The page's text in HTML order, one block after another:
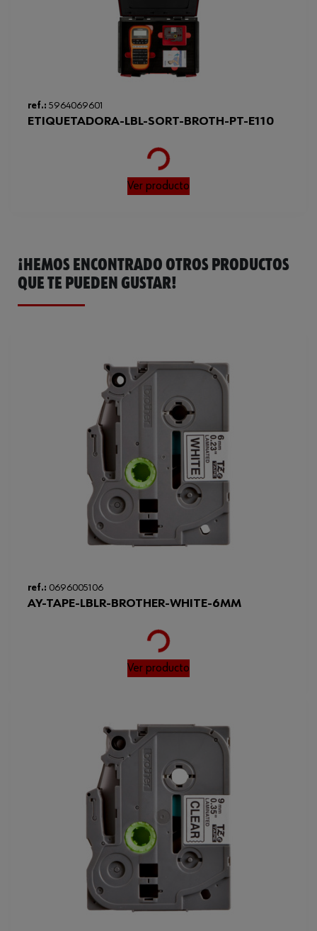
ref.: 5964069601
ETIQUETADORA-LBL-SORT-BROTH-PT-E110
Loading...
Ver producto
¡HEMOS ENCONTRADO OTROS PRODUCTOS
QUE TE PUEDEN GUSTAR!
ref.: 0696005106
AY-TAPE-LBLR-BROTHER-WHITE-6MM
Loading...
Ver producto